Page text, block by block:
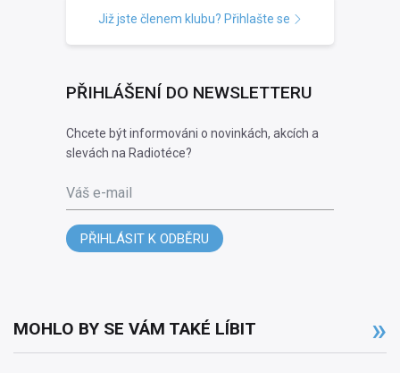
Již jste členem klubu? Přihlašte se
PŘIHLÁŠENÍ DO NEWSLETTERU
Chcete být informováni o novinkách, akcích a
slevách na Radiotéce?
Váš e-mail
PŘIHLÁSIT K ODBĚRU
MOHLO BY SE VÁM TAKÉ LÍBIT